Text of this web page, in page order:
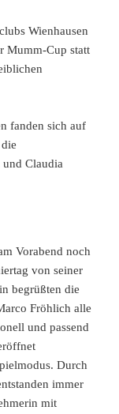
Wienhausen
Mumm-Cup statt
fanden sich auf
Claudia
Vorabend noch
von seiner
begrüßten die
Fröhlich alle
und passend
Durch
immer
mit